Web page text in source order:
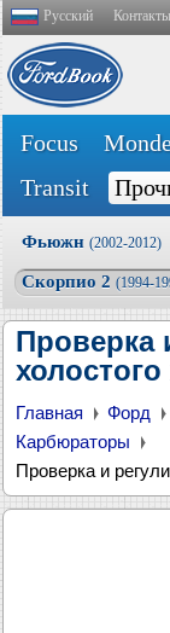
Русский Контакты
Focus
Transit
Фьюжн (2002-2012)
Скорпио 2 (1994-
Проверка
Главная Форд
Карбюраторы